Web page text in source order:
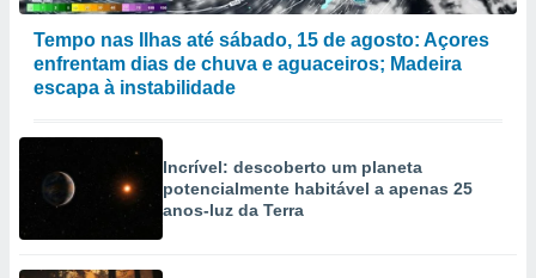
Tempo nas Ilhas até sábado, 15 de agosto: Açores
enfrentam dias de chuva e aguaceiros; Madeira
escapa à instabilidade
Incrível: descoberto um planeta
potencialmente habitável a apenas 25
anos-luz da Terra